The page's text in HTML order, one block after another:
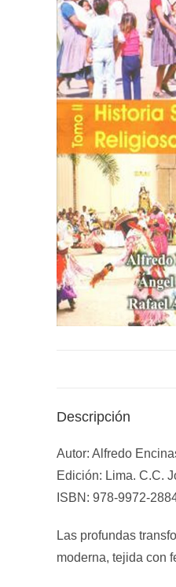
Descripción
Autor: Alfredo
Edición: Lima. C.C.
ISBN: 978-9972-
Las profundas
moderna, tejida con